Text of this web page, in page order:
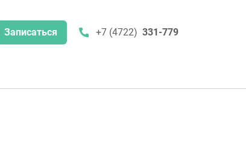
Записаться +7 (4722) 331-779